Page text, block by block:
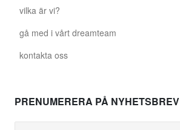
vilka är vi?
gå med i vårt dreamteam
kontakta oss
PRENUMERERA PÅ NYHETSBREV